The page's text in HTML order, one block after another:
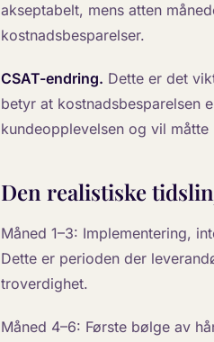
akseptabelt, mens atten
kostnadsbesparelser.
CSAT-endring. Dette er det
betyr at kostnadsbesparelsen
kundeopplevelsen og vil
Den realistiske
Måned 1–3: Implementering,
Dette er perioden der
troverdighet.
Måned 4–6: Første bølge av